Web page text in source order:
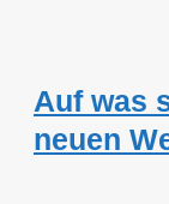
Auf was
neuen